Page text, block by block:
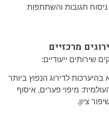
ניסוח תגובות והשתתפות
מרכזיים
שירותים ייעודיים:
בהיערכות לדירוג הנפוץ ביותר
מיפוי פערים, איסוף
ציון.